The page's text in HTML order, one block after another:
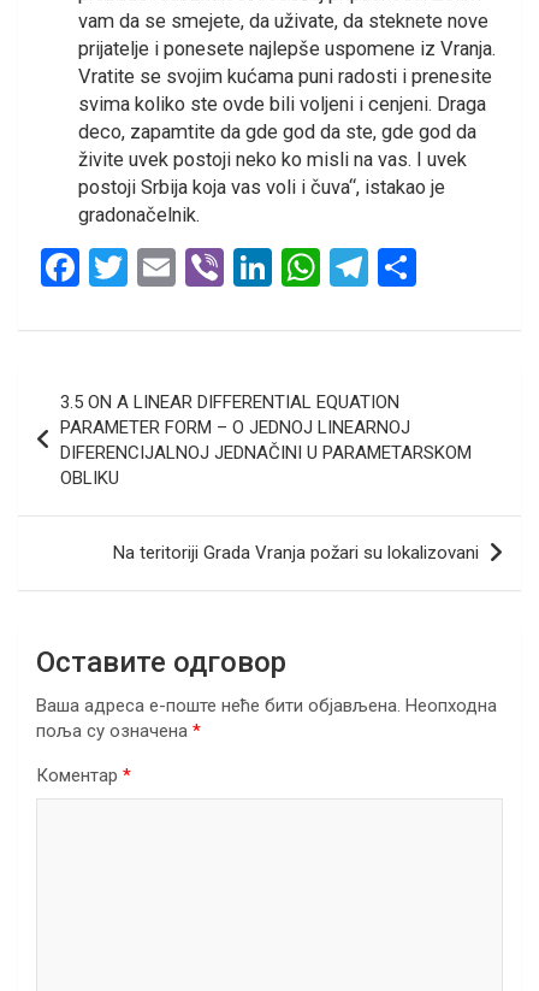
vam da se smejete, da uživate, da steknete nove
prijatelje i ponesete najlepše uspomene iz Vranja.
Vratite se svojim kućama puni radosti i prenesite
svima koliko ste ovde bili voljeni i cenjeni. Draga
deco, zapamtite da gde god da ste, gde god da
živite uvek postoji neko ko misli na vas. I uvek
postoji Srbija koja vas voli i čuva“, istakao je
gradonačelnik.
F
ce
b
o
o
k
T
tt
er
E
ail
Vi
er
Li
ke
dI
n
W
at
s
A
p
T
e
gr
a
m
ar
чланка
3.5 ON A LINEAR DIFFERENTIAL EQUATION
PARAMETER FORM – O JEDNOJ LINEARNOJ
DIFERENCIJALNOJ JEDNAČINI U PARAMETARSKOM
OBLIKU
Na teritoriji Grada Vranja požari su lokalizovani
Оставите одговор
Ваша адреса е-поште неће бити објављена. Неопходна
поља су означена *
Коментар *